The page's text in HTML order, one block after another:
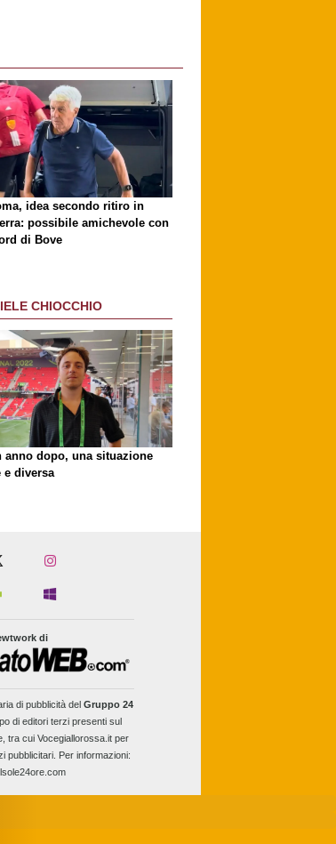
idea secondo ritiro in
possibile amichevole con
di Bove
CHIOCCHIO
anno dopo, una situazione
e diversa
di
di pubblicità del Gruppo 24
di editori terzi presenti sul
tra cui Vocegiallorossa.it per
pubblicitari. Per informazioni: